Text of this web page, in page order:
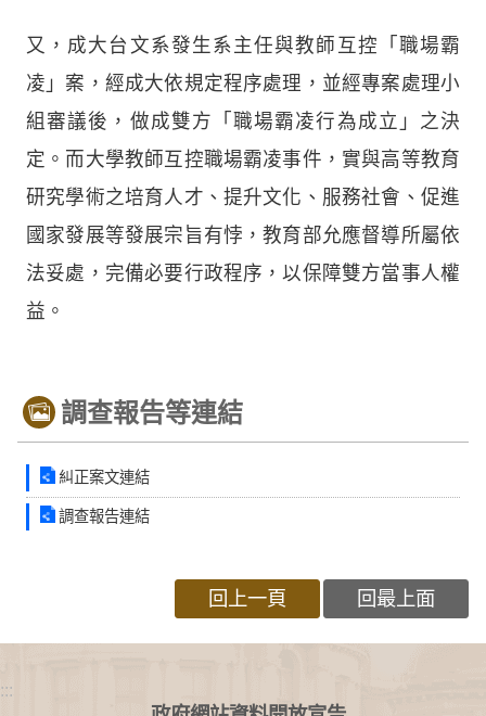
又，成大台文系發生系主任與教師互控「職場霸
凌」案，經成大依規定程序處理，並經專案處理小
組審議後，做成雙方「職場霸凌行為成立」之決
定。而大學教師互控職場霸凌事件，實與高等教育
研究學術之培育人才、提升文化、服務社會、促進
國家發展等發展宗旨有悖，教育部允應督導所屬依
法妥處，完備必要行政程序，以保障雙方當事人權
益。
調查報告等連結
糾正案文連結
調查報告連結
回上一頁 回最上面
:::